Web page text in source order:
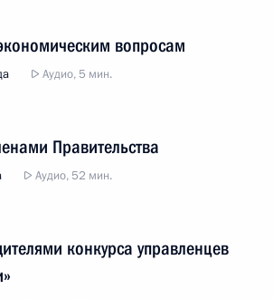
вопросам
Аудио, 5 мин.
Правительства
Аудио, 52 мин.
конкурса управленцев